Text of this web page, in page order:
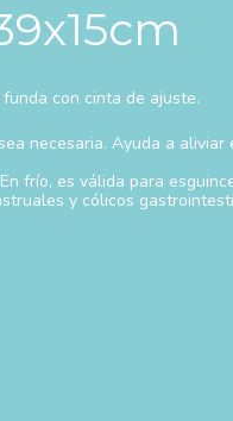
con cinta de ajuste.
necesaria. Ayuda a
frío, es válida para e
y cólicos